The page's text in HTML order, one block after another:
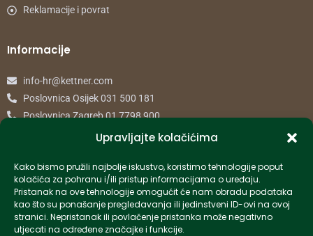
Upravljajte kolačićima
Kako bismo pružili najbolje iskustvo, koristimo tehnologije poput
kolačića za pohranu i/ili pristup informacijama o uređaju.
Pristanak na ove tehnologije omogućit će nam obradu podataka
kao što su ponašanje pregledavanja ili jedinstveni ID-ovi na ovoj
stranici. Nepristanak ili povlačenje pristanka može negativno
utjecati na određene značajke i funkcije.
Reklamacije i povrat
Informacije
info-hr@kettner.com
Poslovnica Osijek 031 500 181
Poslovnica Zagreb 01 7798 900
Created by Pumapunku